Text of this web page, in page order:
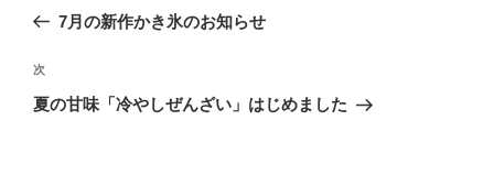
ビ
ゲ
の
稿
7月の新作かき氷のお知らせ
次
の
次
夏の甘味「冷やしぜんざい」はじめました